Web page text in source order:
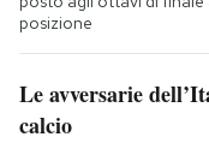
posizione
Le avversarie
calcio